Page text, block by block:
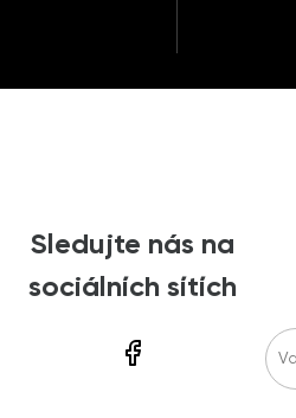
Sledujte nás na
sociálních sítích